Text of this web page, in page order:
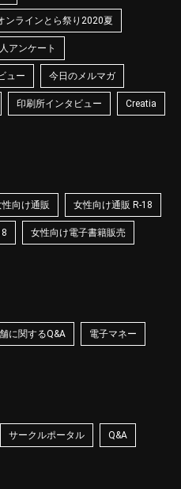
ンラインとら祭り2020夏
アンケート
ュー 今日のメルマガ
印刷所インタビュー Creatia
性向け通販 女性向け通販 R-18
女性向け電子書籍販売
に関するQ&A 電子マネー
サークルポータル Q&A